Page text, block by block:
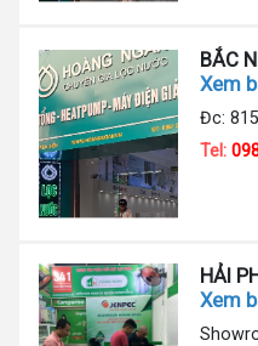
BẮC
Xem
Đc:
Tel:
HẢI
Xem